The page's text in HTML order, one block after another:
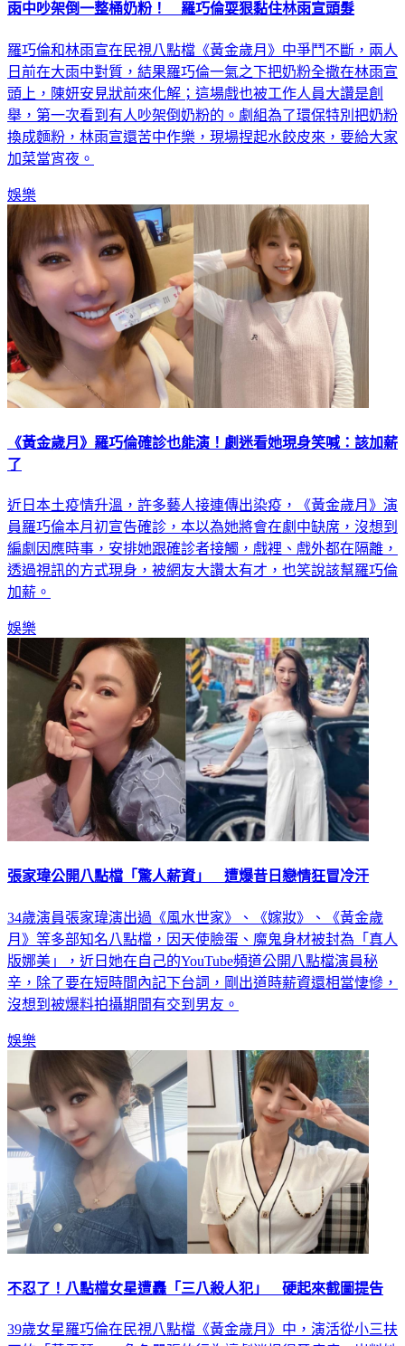
雨中吵架倒一整桶奶粉！ 羅巧倫耍狠黏住林雨宣頭髮
羅巧倫和林雨宣在民視八點檔《黃金歲月》中爭鬥不斷，兩人
日前在大雨中對質，結果羅巧倫一氣之下把奶粉全撒在林雨宣
頭上，陳妍安見狀前來化解；這場戲也被工作人員大讚是創
舉，第一次看到有人吵架倒奶粉的。劇組為了環保特別把奶粉
換成麵粉，林雨宣還苦中作樂，現場捏起水餃皮來，要給大家
加菜當宵夜。
娛樂
《黃金歲月》羅巧倫確診也能演！劇迷看她現身笑喊：該加薪
了
近日本土疫情升溫，許多藝人接連傳出染疫，《黃金歲月》演
員羅巧倫本月初宣告確診，本以為她將會在劇中缺席，沒想到
編劇因應時事，安排她跟確診者接觸，戲裡、戲外都在隔離，
透過視訊的方式現身，被網友大讚太有才，也笑說該幫羅巧倫
加薪。
娛樂
張家瑋公開八點檔「驚人薪資」 遭爆昔日戀情狂冒冷汗
34歲演員張家瑋演出過《風水世家》、《嫁妝》、《黃金歲
月》等多部知名八點檔，因天使臉蛋、魔鬼身材被封為「真人
版娜美」，近日她在自己的YouTube頻道公開八點檔演員秘
辛，除了要在短時間內記下台詞，剛出道時薪資還相當悽慘，
沒想到被爆料拍攝期間有交到男友。
娛樂
不忍了！八點檔女星遭轟「三八殺人犯」 硬起來截圖提告
39歲女星羅巧倫在民視八點檔《黃金歲月》中，演活從小三扶